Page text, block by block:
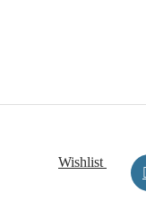
Wishlist